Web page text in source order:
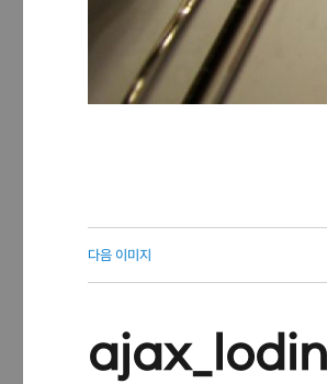
다음 이미지